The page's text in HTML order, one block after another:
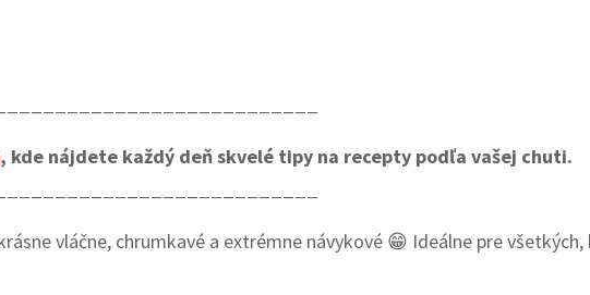
, kde nájdete každý deň skvelé tipy na recepty podľa vašej chuti.
vláčne, chrumkavé a extrémne návykové 😁 Ideálne pre